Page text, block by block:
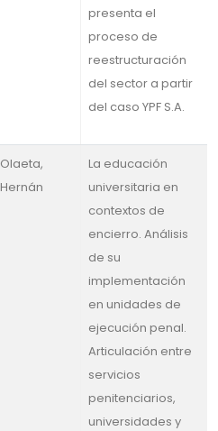
presenta el
proceso de
reestructuración
del sector a partir
del caso YPF S.A.
Olaeta,
Hernán
La educación
universitaria en
contextos de
encierro. Análisis
de su
implementación
en unidades de
ejecución penal.
Articulación entre
servicios
penitenciarios,
universidades y